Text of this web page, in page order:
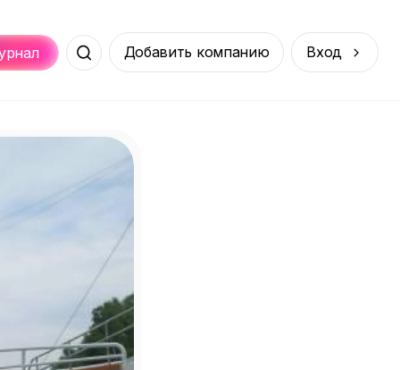
Услуги Покупки Онлайн
Места Добавить компанию Вход